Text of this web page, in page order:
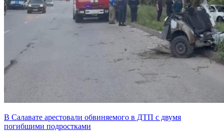
В Салавате арестовали обвиняемого в ДТП с двумя
погибшими подростками